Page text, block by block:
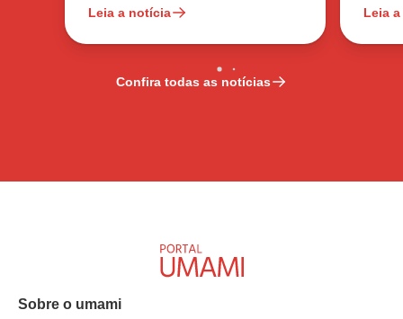
Leia a notícia Leia
Confira todas as notícias
Sobre o umami